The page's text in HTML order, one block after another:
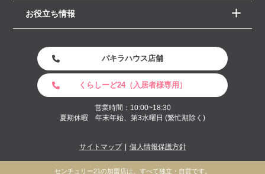
お役立ち情報
パキラハウス店舗
くらしーど24（入居者様専用）
営業時間：10:00~18:30
夏期休暇 年末年始、第3水曜日 (繁忙期除く)
サイトマップ 個人情報保護方針
センチュリー21の加盟店は、すべて独立・自営です。